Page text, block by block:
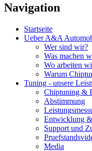
Navigation
Startseite
Ueber A&A
Wer sind wir?
Was machen
Wo arbeiten
Warum
Tuning - unsere
Chiptuning &
Abstimmung
Entwicklung
Support und
Media